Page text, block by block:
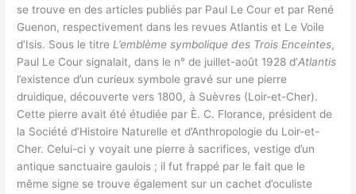
se trouve en des articles publiés par Paul Le Cour et par René
Guenon, respectivement dans les revues Atlantis et Le Voile
d’Isis. Sous le titreL’emblème symbolique des Trois Enceintes,
Paul Le Cour signalait, dans le n° de juillet-août 1928 d’Atlantis
l’existence d’un curieux symbole gravé sur une pierre
druidique, découverte vers 1800, à Suèvres (Loir-et-Cher).
Cette pierre avait été étudiée par È. C. Florance, président de
la Société d’Histoire Naturelle et d’Anthropologie du Loir-et-
Cher. Celui-ci y voyait une pierre à sacrifices, vestige d’un
antique sanctuaire gaulois ; il fut frappé par le fait que le
même signe se trouve également sur un cachet d’oculiste